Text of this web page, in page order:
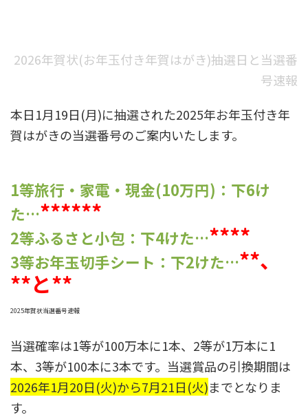
2026年賀状(お年玉付き年賀はがき)抽選日と当選番
号速報
本日1月19日(月)に抽選された2025年お年玉付き年
賀はがきの当選番号のご案内いたします。
1等旅行・家電・現金(10万円)：下6け
た…******
2等ふるさと小包：下4けた…****
3等お年玉切手シート：下2けた…**、
**と**
2025年賀状当選番号速報
当選確率は1等が100万本に1本、2等が1万本に1
本、3等が100本に3本です。当選賞品の引換期間は
2026年1月20日(火)から7月21日(火)までとなりま
す。